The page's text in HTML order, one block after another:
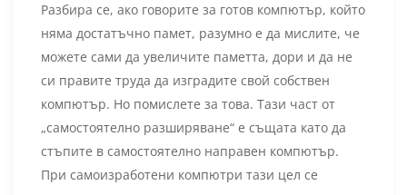
Разбира се, ако говорите за готов компютър, който
няма достатъчно памет, разумно е да мислите, че
можете сами да увеличите паметта, дори и да не
си правите труда да изградите свой собствен
компютър. Но помислете за това. Тази част от
„самостоятелно разширяване“ е същата като да
стъпите в самостоятелно направен компютър.
При самоизработени компютри тази цел се